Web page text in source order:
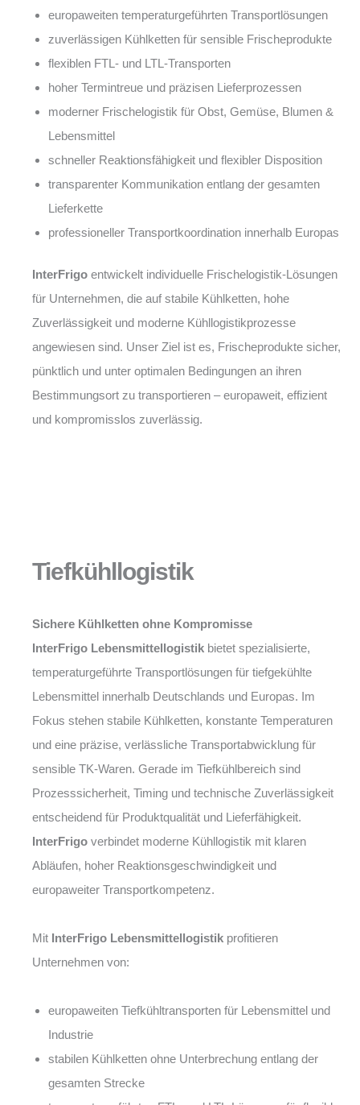
europaweiten temperaturgeführten Transportlösungen
zuverlässigen Kühlketten für sensible Frischeprodukte
flexiblen FTL- und LTL-Transporten
hoher Termintreue und präzisen Lieferprozessen
moderner Frischelogistik für Obst, Gemüse, Blumen &
Lebensmittel
schneller Reaktionsfähigkeit und flexibler Disposition
transparenter Kommunikation entlang der gesamten
Lieferkette
professioneller Transportkoordination innerhalb Europas
InterFrigo entwickelt individuelle Frischelogistik-Lösungen
für Unternehmen, die auf stabile Kühlketten, hohe
Zuverlässigkeit und moderne Kühllogistikprozesse
angewiesen sind. Unser Ziel ist es, Frischeprodukte sicher,
pünktlich und unter optimalen Bedingungen an ihren
Bestimmungsort zu transportieren – europaweit, effizient
und kompromisslos zuverlässig.
Tiefkühllogistik
Sichere Kühlketten ohne Kompromisse
InterFrigo Lebensmittellogistik bietet spezialisierte,
temperaturgeführte Transportlösungen für tiefgekühlte
Lebensmittel innerhalb Deutschlands und Europas. Im
Fokus stehen stabile Kühlketten, konstante Temperaturen
und eine präzise, verlässliche Transportabwicklung für
sensible TK-Waren. Gerade im Tiefkühlbereich sind
Prozesssicherheit, Timing und technische Zuverlässigkeit
entscheidend für Produktqualität und Lieferfähigkeit.
InterFrigo verbindet moderne Kühllogistik mit klaren
Abläufen, hoher Reaktionsgeschwindigkeit und
europaweiter Transportkompetenz.
Mit InterFrigo Lebensmittellogistik profitieren
Unternehmen von:
europaweiten Tiefkühltransporten für Lebensmittel und
Industrie
stabilen Kühlketten ohne Unterbrechung entlang der
gesamten Strecke